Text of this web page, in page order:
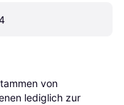
von
lediglich zur